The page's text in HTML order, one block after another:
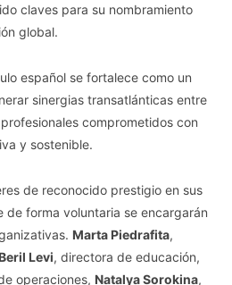
claves para su nombramiento
global.
español se fortalece como un
sinergias transatlánticas entre
comprometidos con
y sostenible.
de reconocido prestigio en sus
de forma voluntaria se encargarán
Marta Piedrafita,
Beril Levi, directora de educación,
operaciones, Natalya Sorokina,